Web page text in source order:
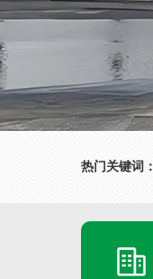
热门关键词：